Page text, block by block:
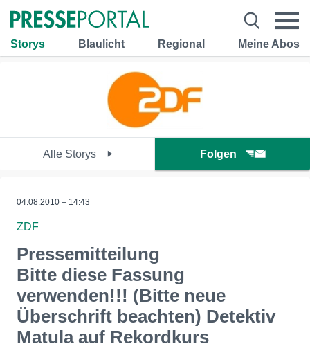
Storys Blaulicht Regional Meine Abos
Alle Storys Folgen
04.08.2010 – 14:43
ZDF
Pressemitteilung
Bitte diese Fassung
verwenden!!! (Bitte neue
Überschrift beachten) Detektiv
Matula auf Rekordkurs